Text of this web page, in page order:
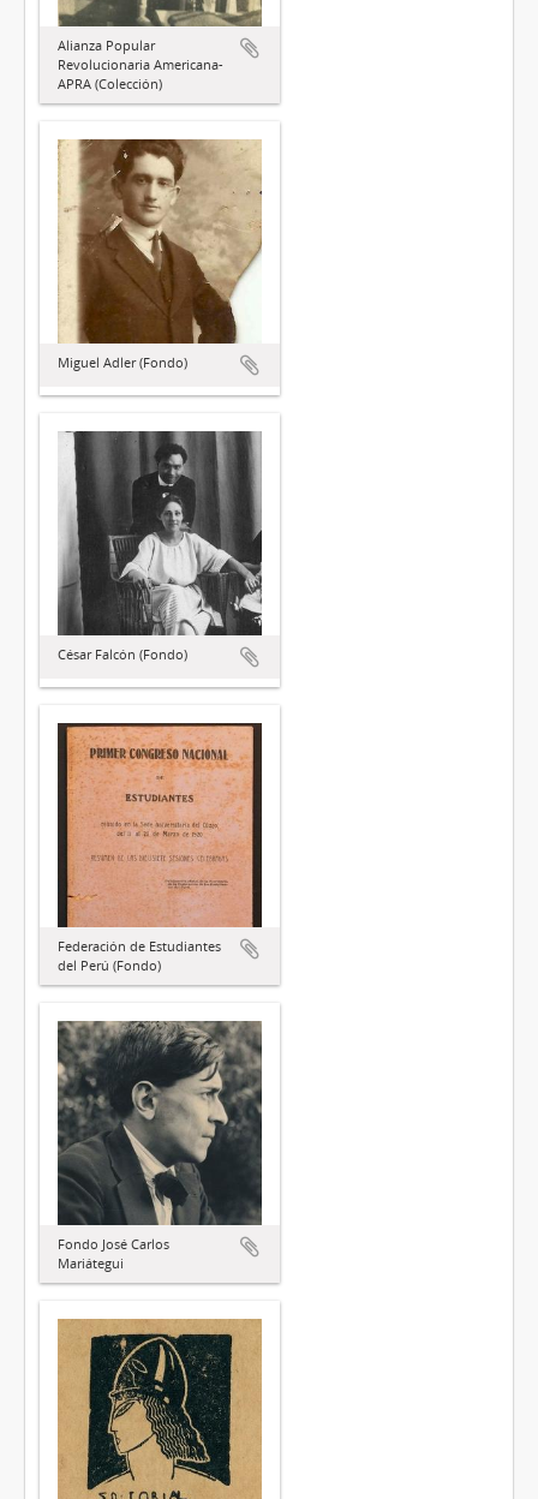
Alianza Popular
Revolucionaria Americana-
APRA (Colección)
Miguel Adler (Fondo)
César Falcón (Fondo)
Federación de Estudiantes
del Perú (Fondo)
Fondo José Carlos
Mariátegui